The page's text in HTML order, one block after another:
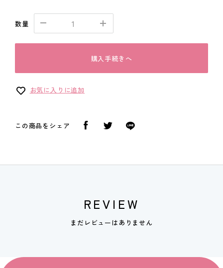
数量
購入手続きへ
お気に入りに追加
この商品をシェア
REVIEW
まだレビューはありません